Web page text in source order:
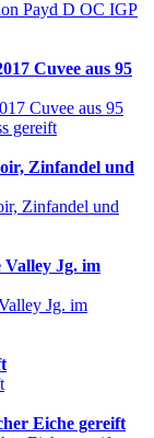
Cuvee aus 95
Zinfandel und
Valley Jg. im
Eiche gereift